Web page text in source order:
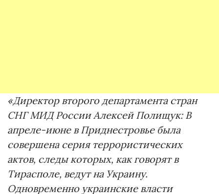
«Директор второго департамента стран
СНГ МИД России Алексей Полищук: В
апреле-июне в Приднестровье была
совершена серия террористических
актов, следы которых, как говорят в
Тирасполе, ведут на Украину.
Одновременно украинские власти